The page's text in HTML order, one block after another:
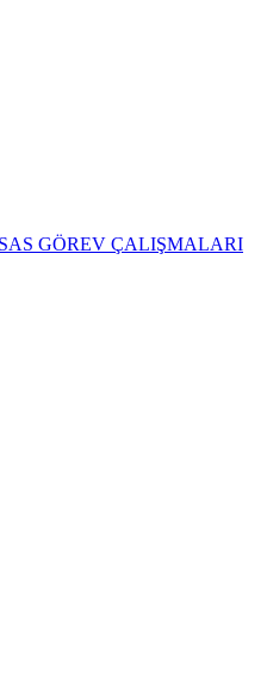
GÖREV ÇALIŞMALARI